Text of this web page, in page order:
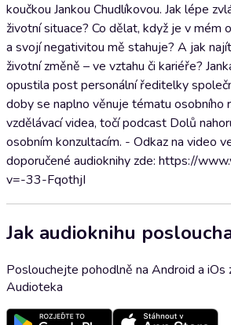
koučkou Jankou Chudlíkovou. Jak lépe
životní situace? Co dělat, když je v mém
a svojí negativitou mě stahuje? A jak
životní změně – ve vztahu či kariéře?
opustila post personální ředitelky
doby se naplno věnuje tématu osobního
vzdělávací videa, točí podcast Dolů
osobním konzultacím. - Odkaz na video
doporučené audioknihy zde: https://
v=-33-FqothjI
Jak audioknihu
Poslouchejte pohodlně na Android a iOs
Audioteka